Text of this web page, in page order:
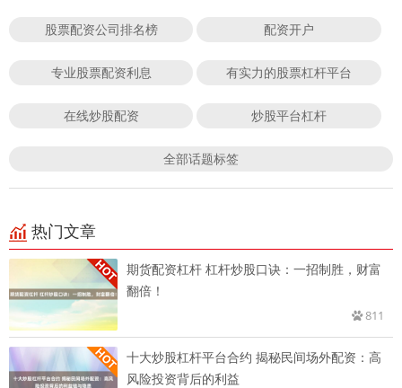
股票配资公司排名榜 配资开户
专业股票配资利息 有实力的股票杠杆平台
在线炒股配资 炒股平台杠杆
全部话题标签
热门文章
期货配资杠杆 杠杆炒股口诀：一招制胜，财富
翻倍！
811
十大炒股杠杆平台合约 揭秘民间场外配资：高
风险投资背后的利益